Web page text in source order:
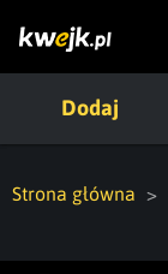
Dodaj
Strona główna